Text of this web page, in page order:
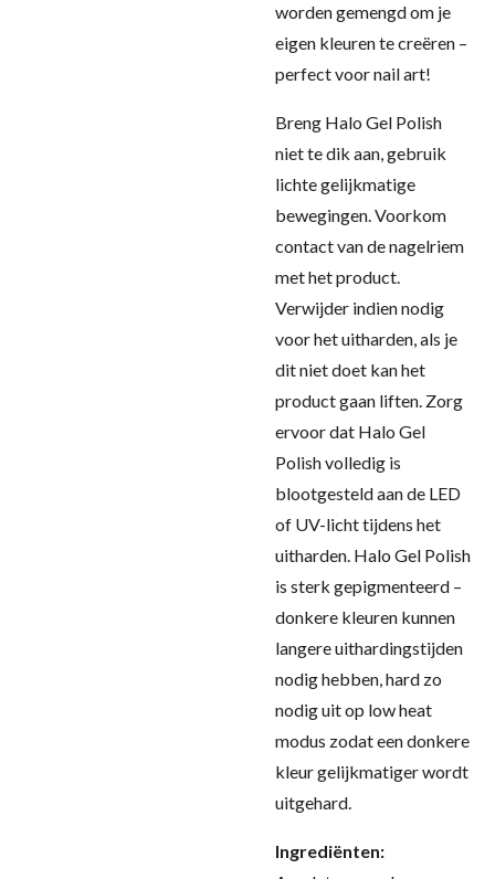
worden gemengd om je
eigen kleuren te creëren –
perfect voor nail art!
Breng Halo Gel Polish
niet te dik aan, gebruik
lichte gelijkmatige
bewegingen. Voorkom
contact van de nagelriem
met het product.
Verwijder indien nodig
voor het uitharden, als je
dit niet doet kan het
product gaan liften. Zorg
ervoor dat Halo Gel
Polish volledig is
blootgesteld aan de LED
of UV-licht tijdens het
uitharden. Halo Gel Polish
is sterk gepigmenteerd –
donkere kleuren kunnen
langere uithardingstijden
nodig hebben, hard zo
nodig uit op low heat
modus zodat een donkere
kleur gelijkmatiger wordt
uitgehard.
Ingrediënten: